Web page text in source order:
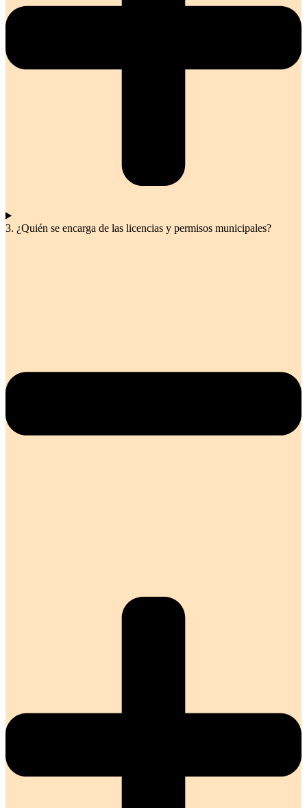
3. ¿Quién se encarga de las licencias y permisos municipales?